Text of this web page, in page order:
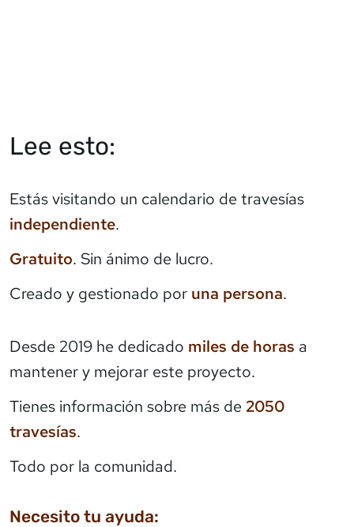
Lee esto:
Estás visitando un calendario de travesías
independiente.
Gratuito. Sin ánimo de lucro.
Creado y gestionado por una persona.
Desde 2019 he dedicado miles de horas a
mantener y mejorar este proyecto.
Tienes información sobre más de 2050
travesías.
Todo por la comunidad.
Necesito tu ayuda: